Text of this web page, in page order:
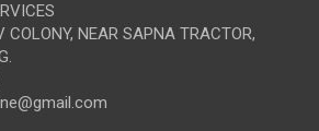
COLONY, NEAR SAPNA TRACTOR,